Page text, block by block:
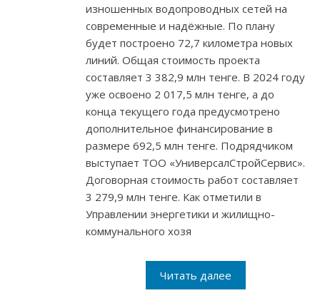
изношенных водопроводных сетей на
современные и надёжные. По плану
будет построено 72,7 километра новых
линий. Общая стоимость проекта
составляет 3 382,9 млн тенге. В 2024 году
уже освоено 2 017,5 млн тенге, а до
конца текущего года предусмотрено
дополнительное финансирование в
размере 692,5 млн тенге. Подрядчиком
выступает ТОО «УниверсалСтройСервис».
Договорная стоимость работ составляет
3 279,9 млн тенге. Как отметили в
Управлении энергетики и жилищно-
коммунального хозя
Читать далее